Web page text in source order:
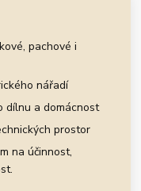
pachové i
nářadí
dílnu a domácnost
prostor
na účinnost,